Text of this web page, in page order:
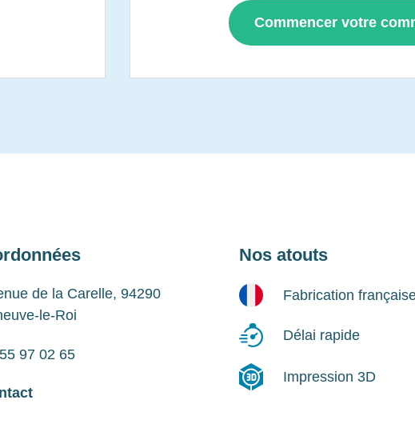
de la Carelle, 94290
le-Roi
97 02 65
Nos atouts
Fabrication
Délai rapide
Impression 3D